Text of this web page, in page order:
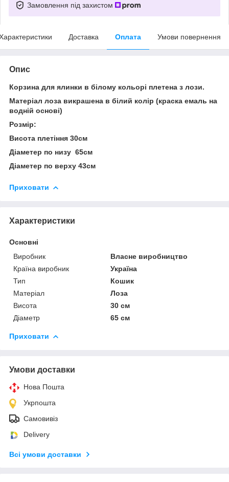
Замовлення під захистом
Доставка Оплата Умови повернення
Опис
Корзина для ялинки в білому кольорі плетена з лози.
Матеріал лоза викрашена в білий колір (краска емаль на
водній основі)
Розмір:
Висота плетіння 30см
Діаметер по низу 65см
Діаметер по верху 43см
Приховати
Характеристики
Основні
Виробник
Власне виробництво
Країна виробник
Україна
Тип
Кошик
Матеріал
Лоза
Висота
30 см
Діаметр
65 см
Приховати
Умови доставки
Нова Пошта
Укрпошта
Самовивіз
Delivery
Всі умови доставки